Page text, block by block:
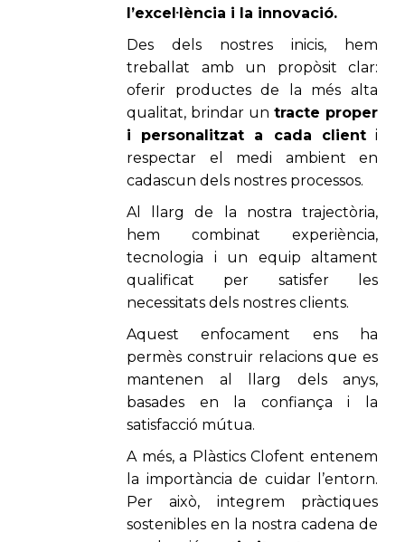
l’excel·lència i la innovació.
Des dels nostres inicis, hem
treballat amb un propòsit clar:
oferir productes de la més alta
qualitat, brindar un tracte proper
i personalitzat a cada clienti
respectar el medi ambient en
cadascun dels nostres processos.
Al llarg de la nostra trajectòria,
hem combinat experiència,
tecnologia i un equip altament
qualificat per satisfer les
necessitats dels nostres clients.
Aquest enfocament ens ha
permès construir relacions que es
mantenen al llarg dels anys,
basades en la confiança i la
satisfacció mútua.
A més, a PlàsticsClofent entenem
la importància de cuidar l’entorn.
Per això, integrem pràctiques
sostenibles en la nostra cadena de